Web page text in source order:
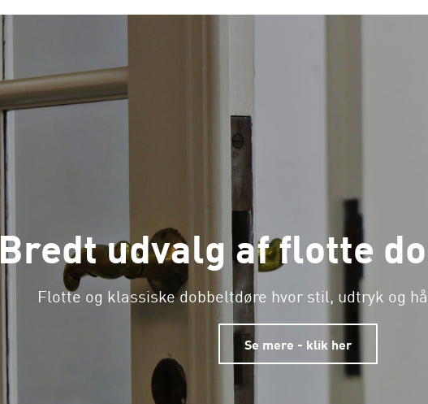
Bredt udvalg af flotte
Flotte og klassiske dobbeltdøre hvor stil, udtryk og
Se mere - klik her